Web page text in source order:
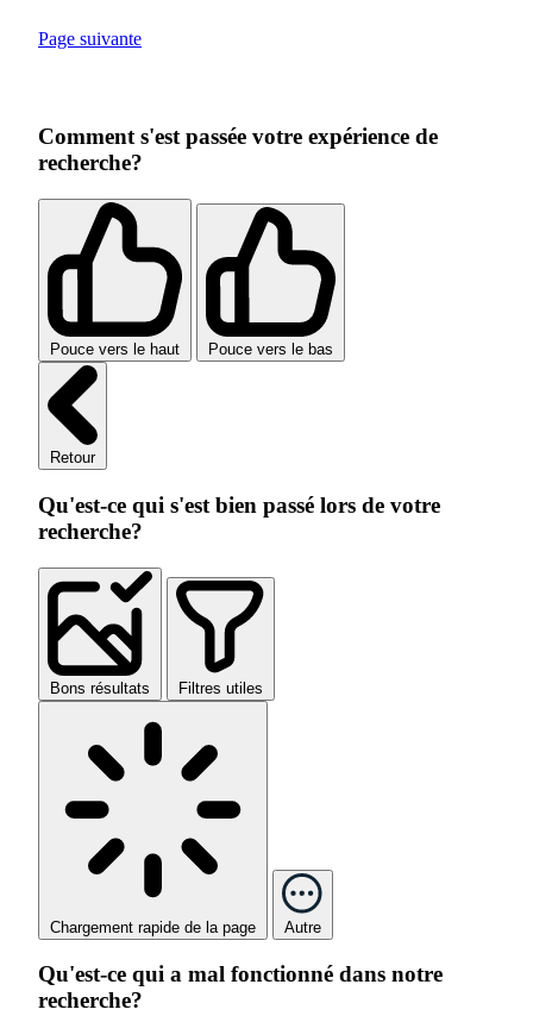
Page suivante
Comment s'est passée votre expérience de
recherche?
Pouce vers le haut Pouce vers le bas
Retour
Qu'est-ce qui s'est bien passé lors de votre
recherche?
Bons résultats Filtres utiles
Chargement rapide de la page Autre
Qu'est-ce qui a mal fonctionné dans notre
recherche?